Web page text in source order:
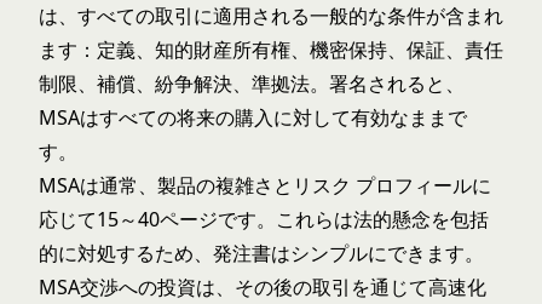
は、すべての取引に適用される一般的な条件が含まれ
ます：定義、知的財産所有権、機密保持、保証、責任
制限、補償、紛争解決、準拠法。署名されると、
MSAはすべての将来の購入に対して有効なままで
す。
MSAは通常、製品の複雑さとリスク プロフィールに
応じて15～40ページです。これらは法的懸念を包括
的に対処するため、発注書はシンプルにできます。
MSA交渉への投資は、その後の取引を通じて高速化